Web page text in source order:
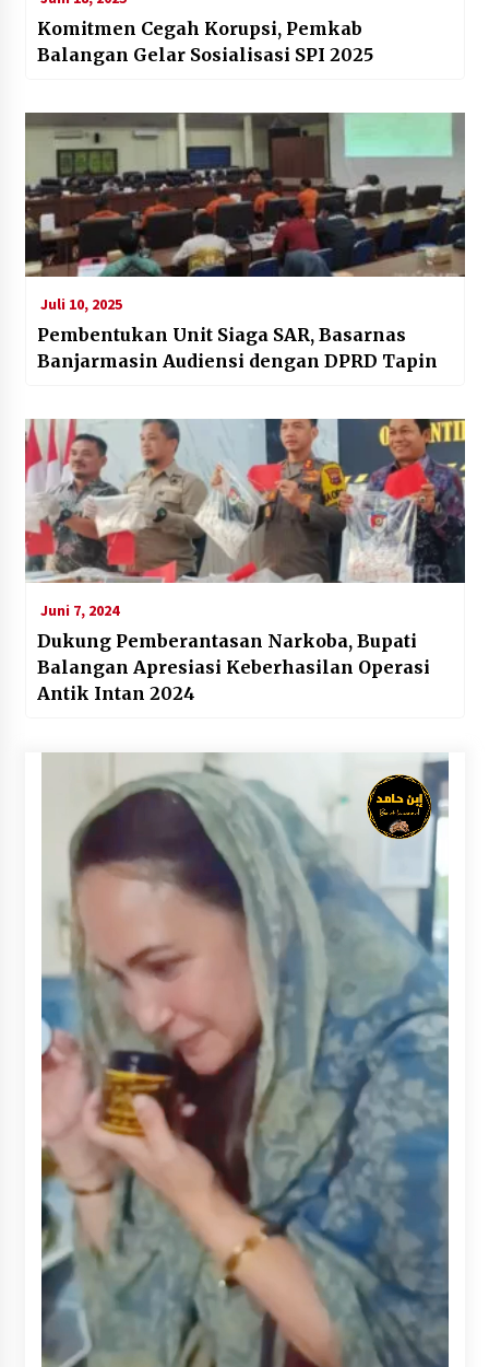
Komitmen Cegah Korupsi, Pemkab
Balangan Gelar Sosialisasi SPI 2025
Juli 10, 2025
Pembentukan Unit Siaga SAR, Basarnas
Banjarmasin Audiensi dengan DPRD Tapin
Juni 7, 2024
Dukung Pemberantasan Narkoba, Bupati
Balangan Apresiasi Keberhasilan Operasi
Antik Intan 2024